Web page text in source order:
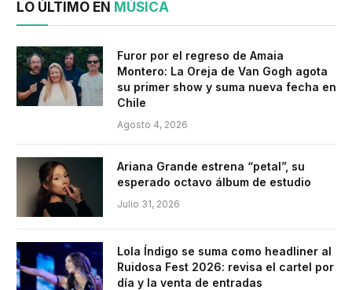
LO ÚLTIMO EN MÚSICA
Furor por el regreso de Amaia
Montero: La Oreja de Van Gogh agota
su primer show y suma nueva fecha en
Chile
Agosto 4, 2026
Ariana Grande estrena “petal”, su
esperado octavo álbum de estudio
Julio 31, 2026
Lola Índigo se suma como headliner al
Ruidosa Fest 2026: revisa el cartel por
día y la venta de entradas